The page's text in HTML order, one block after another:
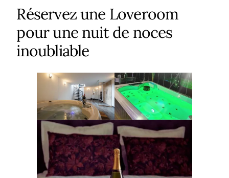
Réservez une Loveroom
pour une nuit de noces
inoubliable